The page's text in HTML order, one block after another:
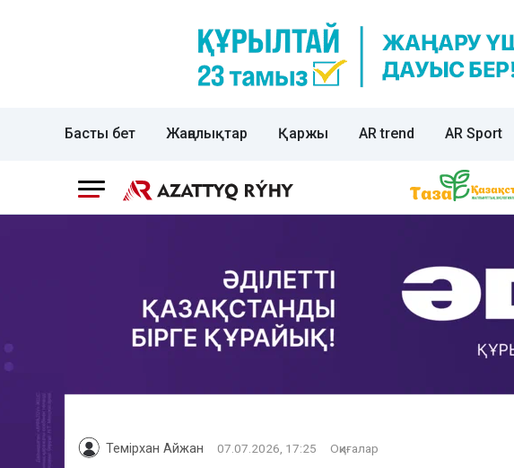
Басты бет Жаңалықтар Қаржы AR trend AR Sport
Темірхан Айжан 07.07.2026, 17:25 Оқиғалар